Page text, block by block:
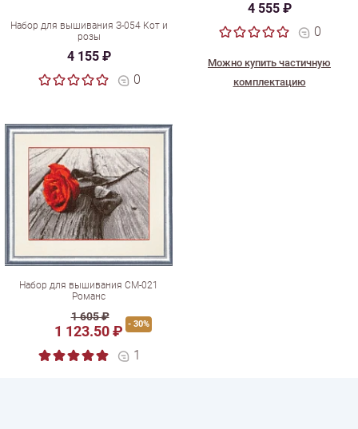
Набор для вышивания З-054 Кот и
розы
4 155 ₽
0
4 555 ₽
0
Можно купить частичную
комплектацию
Набор для вышивания СМ-021
Романс
1 605 ₽
1 123.50 ₽ - 30%
1